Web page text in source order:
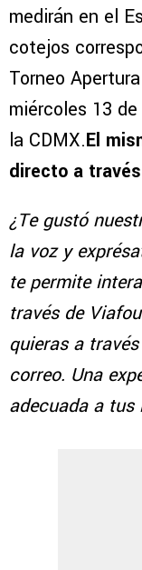
medirán en el
cotejos
Torneo
miércoles 13
la CDMX.El
directo a
¿Te gustó
la voz y
te permite
través de
quieras a
correo. Una
adecuada a tus